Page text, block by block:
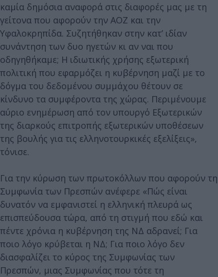
καμία δημόσια αναφορά στις διαφορές μας με τη
γείτονα που αφορούν την ΑΟΖ και την
Υφαλοκρηπίδα. Συζητήθηκαν στην κατ’ ιδίαν
συνάντηση των δυο ηγετών κι αν ναι που
οδηγηθήκαμε; Η ιδιωτικής χρήσης εξωτερική
πολιτική που εφαρμόζει η κυβέρνηση μαζί με το
δόγμα του δεδομένου συμμάχου θέτουν σε
κίνδυνο τα συμφέροντα της χώρας. Περιμένουμε
αύριο ενημέρωση από τον υπουργό Εξωτερικών
της διαρκούς επιτροπής εξωτερικών υποθέσεων
της βουλής για τις ελληνοτουρκικές εξελίξεις»,
τόνισε.
Για την κύρωση των πρωτοκόλλων που αφορούν τη
Συμφωνία των Πρεσπών ανέφερε «Πώς είναι
δυνατόν να εμφανιστεί η ελληνική πλευρά ως
επισπεύδουσα τώρα, από τη στιγμή που εδώ και
πέντε χρόνια η κυβέρνηση της ΝΔ αδρανεί; Για
ποιο λόγο κρύβεται η ΝΔ; Για ποιο λόγο δεν
διασφαλίζει το κύρος της Συμφωνίας των
Πρεσπών, μιας Συμφωνίας που τότε τη